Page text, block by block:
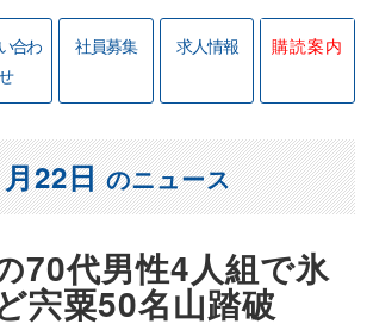
合わ
社員募集 求人情報 購読案内
70代男性4人組で氷
宍粟50名山踏破
22日のニュース